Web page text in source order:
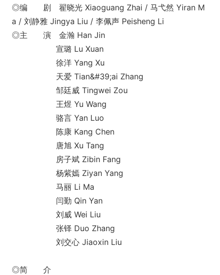
◎编 剧 翟晓光 Xiaoguang Zhai / 马弋然 Yiran M
a / 刘静雅 Jingya Liu / 李佩声 Peisheng Li
◎主 演 金瀚 Han Jin
宣璐 Lu Xuan
徐洋 Yang Xu
天爱 Tian&#39;ai Zhang
邹廷威 Tingwei Zou
王煜 Yu Wang
骆言 Yan Luo
陈康 Kang Chen
唐旭 Xu Tang
房子斌 Zibin Fang
杨紫嫣 Ziyan Yang
马丽 Li Ma
闫勤 Qin Yan
刘威 Wei Liu
张铎 Duo Zhang
刘交心 Jiaoxin Liu
◎简 介